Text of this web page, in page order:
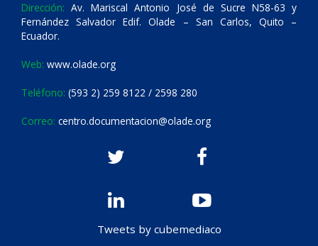
Dirección: Av. Mariscal Antonio José de Sucre N58-63 y
Fernández Salvador Edif. Olade – San Carlos, Quito –
Ecuador.
Web: www.olade.org
Teléfono: (593 2) 259 8122 / 2598 280
Correo: centro.documentacion@olade.org
Tweets by cubemediaco